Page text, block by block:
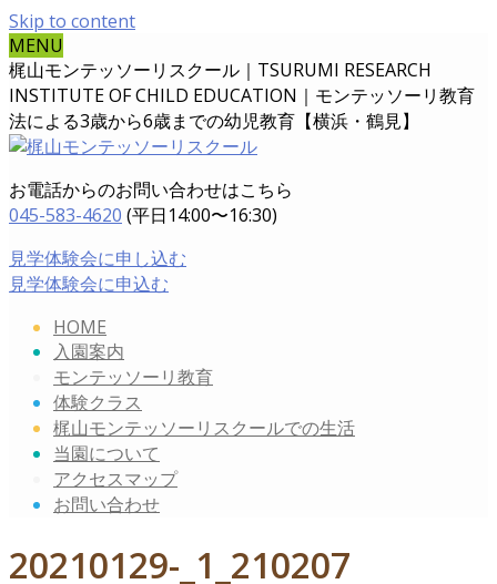
Skip to content
MENU
梶山モンテッソーリスクール｜TSURUMI RESEARCH
INSTITUTE OF CHILD EDUCATION｜ モンテッソーリ教育
法による3歳から6歳までの幼児教育【横浜・鶴見】
お電話からのお問い合わせはこちら
045-583-4620 (平日14:00〜16:30)
見学体験会に申し込む
見学体験会に申込む
HOME
入園案内
モンテッソーリ教育
体験クラス
梶山モンテッソーリスクールでの生活
当園について
アクセスマップ
お問い合わせ
20210129-_1_210207